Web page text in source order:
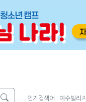
인기검색어 : 예수빌리지